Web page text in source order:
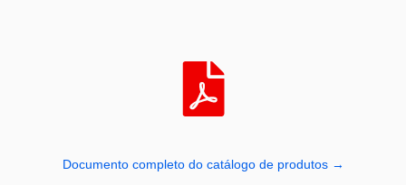
Documento completo do catálogo de produtos →